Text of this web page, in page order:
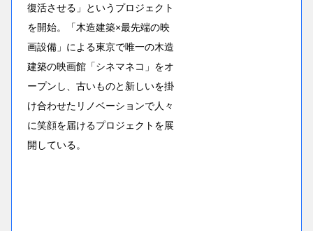
復活させる」というプロジェクト
を開始。「木造建築×最先端の映
画設備」による東京で唯一の木造
建築の映画館「シネマネコ」をオ
ープンし、古いものと新しいを掛
け合わせたリノベーションで人々
に笑顔を届けるプロジェクトを展
開している。